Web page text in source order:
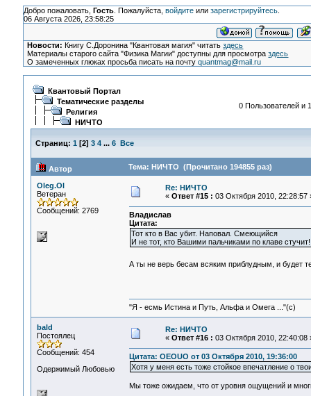
Добро пожаловать, Гость. Пожалуйста, войдитеили зарегистрируйтесь.
06 Августа 2026, 23:58:25
Новости: Книгу С.Доронина "Квантовая магия" читатьздесь
Материалы старого сайта "Физика Магии" доступны для просмотраздесь
О замеченных глюках просьба писать на почтуquantmag@mail.ru
Квантовый Портал
Тематические разделы
Религия
НИЧТО
0 Пользователей и
Страниц: 1 [2] 3 4 ... 6 Все
Автор Тема: НИЧТО (Прочитано 194855 раз)
Oleg.Ol
Ветеран
Сообщений: 2769
Re: НИЧТО
« Ответ #15 : 03 Октября 2010, 22:28:57
Владислав
Цитата:
Тот кто в Вас убит. Наповал. Смеющийся
И не тот, кто Вашими пальчиками по клаве стучит!
А ты не верь бесам всяким приблудным, и будет
"Я - есмь Истина и Путь, Альфа и Омега ..."(с)
bald
Постоялец
Сообщений: 454
Одержимый Любовью
Re: НИЧТО
« Ответ #16 : 03 Октября 2010, 22:40:08
Цитата: OEOUO от 03 Октября 2010, 19:36:00
Хотя у меня есть тоже стойкое впечатление о
Мы тоже ожидаем, что от уровня ощущений и